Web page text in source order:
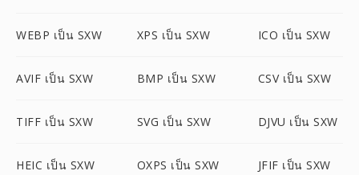
WEBP เป็น SXW XPS เป็น SXW ICO เป็น SXW
AVIF เป็น SXW BMP เป็น SXW CSV เป็น SXW
TIFF เป็น SXW SVG เป็น SXW DJVU เป็น SXW
HEIC เป็น SXW OXPS เป็น SXW JFIF เป็น SXW